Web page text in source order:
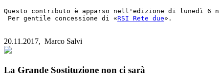
Questo contributo è apparso nell'edizione di lunedì 6
Per gentile concessione di «RSI Rete due».
20.11.2017, Marco Salvi
La Grande Sostituzione non ci sarà